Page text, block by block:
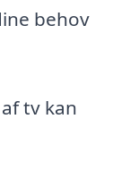
behov
tv kan